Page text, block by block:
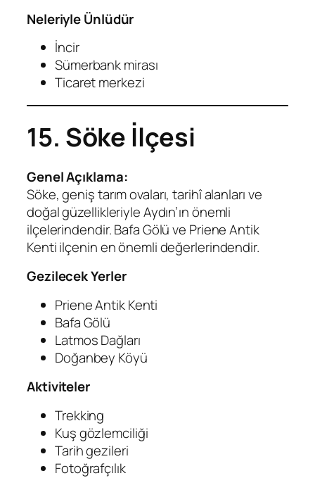
Neleriyle Ünlüdür
İncir
Sümerbank mirası
Ticaret merkezi
15. Söke İlçesi
Genel Açıklama:
Söke, geniş tarım ovaları, tarihî alanları ve
doğal güzellikleriyle Aydın’ın önemli
ilçelerindendir. Bafa Gölü ve Priene Antik
Kenti ilçenin en önemli değerlerindendir.
Gezilecek Yerler
Priene Antik Kenti
Bafa Gölü
Latmos Dağları
Doğanbey Köyü
Aktiviteler
Trekking
Kuş gözlemciliği
Tarih gezileri
Fotoğrafçılık